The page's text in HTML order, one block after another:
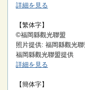
詳細を見る
【繁体字】
©福岡縣觀光聯盟
照片提供: 福岡縣觀光聯
福岡縣觀光聯盟提供
詳細を見る
【簡体字】